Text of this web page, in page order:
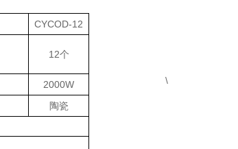
CYCOD-12
12个
2000W
陶瓷
\